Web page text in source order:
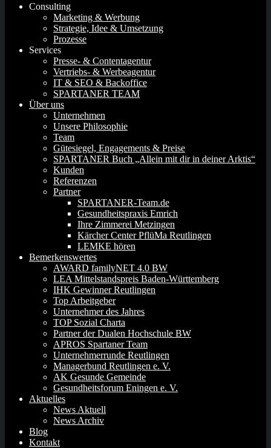
Consulting
Marketing & Werbung
Strategie, Idee & Umsetzung
Prozesse
Services
Presse- & Contentagentur
Vertriebs- & Werbeagentur
IT & SEO & Backoffice
SPARTANER TEAM
Über uns
Unternehmen
Unsere Philosophie
Team
Gütesiegel, Engagements & Preise
SPARTANER Buch „Allein mit dir in deiner Arktis“
Kunden
Referenzen
Partner
SPARTANER-Team.de
Gesundheitspraxis Emrich
Ihre Zimmerei Metzingen
Kärcher Center PflüMa Reutlingen
LEMKE hören
Bemerkenswertes
AWARD familyNET 4.0 BW
LEA Mittelstandspreis Baden-Württemberg
IHK Gewinner Reutlingen
Top Arbeitgeber
Unternehmer des Jahres
TOP Sozial Charta
Partner der Dualen Hochschule BW
APROS Spartaner Team
Unternehmerrunde Reutlingen
Managerbund Reutlingen e. V.
AK Gesunde Gemeinde
Gesundheitsforum Eningen e. V.
Aktuelles
News Aktuell
News Archiv
Blog
Kontakt